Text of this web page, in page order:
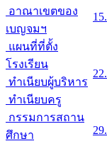
อาณาเขตของ
เบญจมฯ
แผนที่ที่ตั้ง
โรงเรียน
ทำเนียบผู้บริหาร
ทำเนียบครู
กรรมการสถาน
ศึกษา
15.
22.
29.